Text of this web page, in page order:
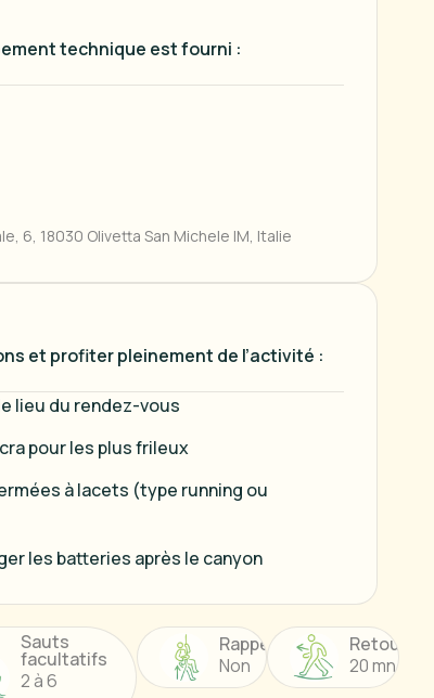
technique est fourni :
6, 18030 Olivetta San Michele IM, Italie
et profiter pleinement de l’activité :
lieu du rendez-vous
pour les plus frileux
à lacets (type running ou
les batteries après le canyon
Sauts
facultatifs
2 à 6
Rappel
Non
Retour
20 mn